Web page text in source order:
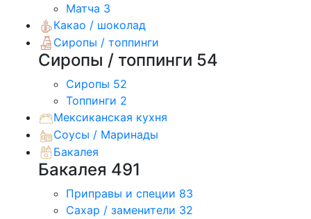
Матча 3
Какао / шоколад
Сиропы / топпинги
Сиропы / топпинги 54
Сиропы 52
Топпинги 2
Мексиканская кухня
Соусы / Маринады
Бакалея
Бакалея 491
Приправы и специи 83
Сахар / заменители 32